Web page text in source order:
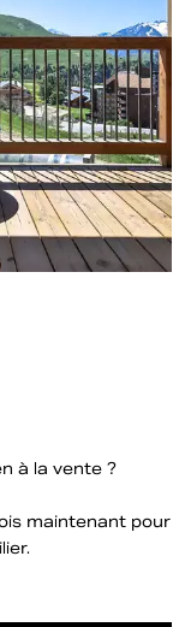
à la vente ?
maintenant pour